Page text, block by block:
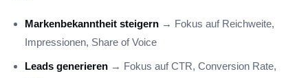
Markenbekanntheit steigern → Fokus auf Reichweite,
Impressionen, Share of Voice
Leads generieren → Fokus auf CTR, Conversion Rate,